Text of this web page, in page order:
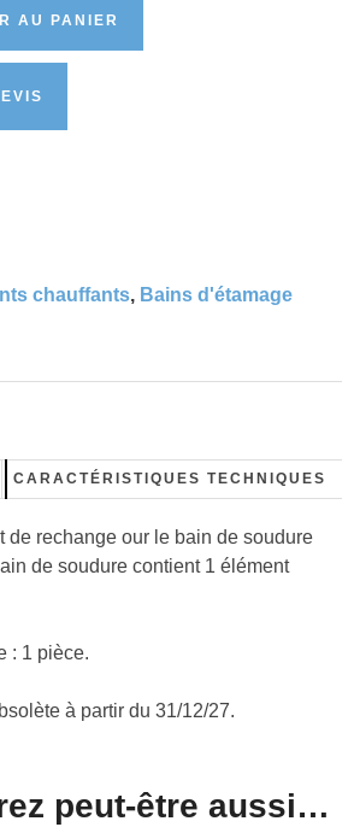
AU PANIER
chauffants, Bains d'étamage
CARACTÉRISTIQUES TECHNIQUES
de rechange our le bain de soudure
de soudure contient 1 élément
: 1 pièce.
à partir du 31/12/27.
peut-être aussi…